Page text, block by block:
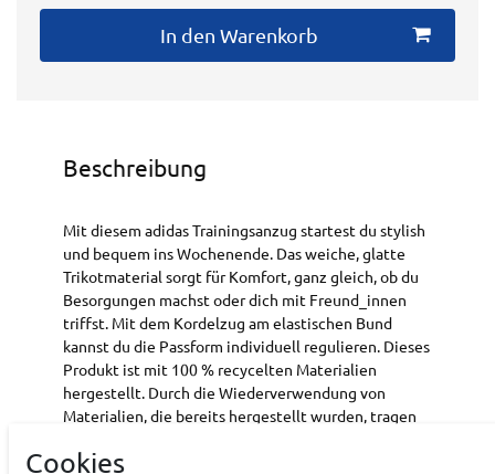
In den Warenkorb
Beschreibung
Mit diesem adidas Trainingsanzug startest du stylish
und bequem ins Wochenende. Das weiche, glatte
Trikotmaterial sorgt für Komfort, ganz gleich, ob du
Besorgungen machst oder dich mit Freund_innen
triffst. Mit dem Kordelzug am elastischen Bund
kannst du die Passform individuell regulieren. Dieses
Produkt ist mit 100 % recycelten Materialien
hergestellt. Durch die Wiederverwendung von
Materialien, die bereits hergestellt wurden, tragen
begrenzten Ressourcen zu verringern und den
Cookies